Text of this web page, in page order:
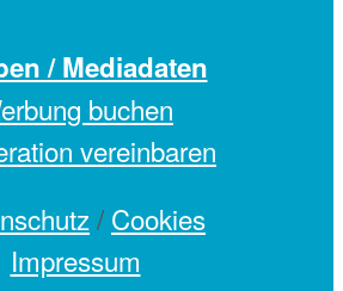
/ Mediadaten
buchen
vereinbaren
/ Cookies
Impressum